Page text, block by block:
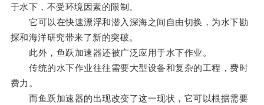
于水下，不受环境因素的限制。
它可以在快速漂浮和潜入深海之间自由切换，为水下勘
探和海洋研究带来了新的突破。
此外，鱼跃加速器还被广泛应用于水下作业。
传统的水下作业往往需要大型设备和复杂的工程，费时
费力。
而鱼跃加速器的出现改变了这一现状，它可以根据需要